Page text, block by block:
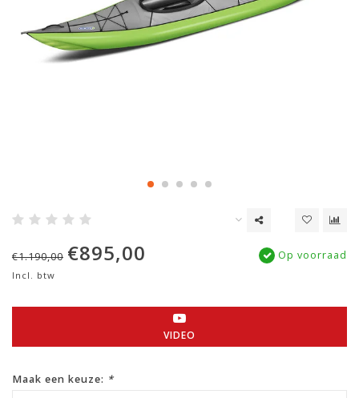
€1.190,00 €895,00
Incl. btw
Op voorraad
VIDEO
Maak een keuze: *